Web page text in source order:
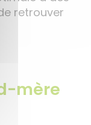
retrouver
mère